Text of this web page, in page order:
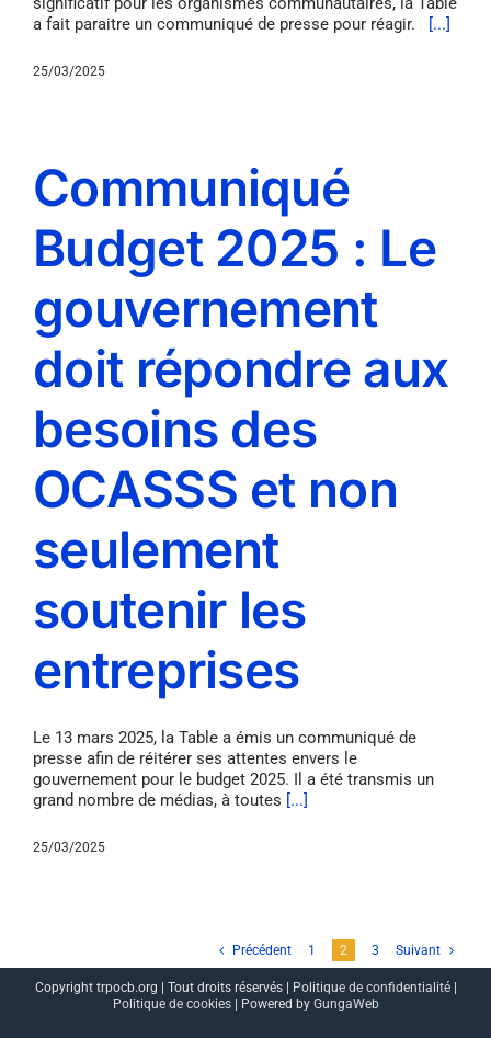
a fait paraitre un communiqué de presse pour réagir.
[...]
25/03/2025
Communiqué
Budget 2025 : Le
gouvernement
doit répondre aux
besoins des
OCASSS et non
seulement
soutenir les
entreprises
Le 13 mars 2025, la Table a émis un communiqué de
presse afin de réitérer ses attentes envers le
gouvernement pour le budget 2025. Il a été transmis un
grand nombre de médias, à toutes [...]
25/03/2025
Précédent 1 2 3 Suivant
Copyright trpocb.org | Tout droits réservés | Politique de confidentialité|
Politique de cookies| Powered by GungaWeb